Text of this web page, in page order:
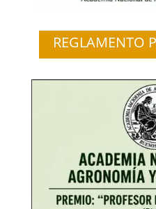
REGLAMENTO